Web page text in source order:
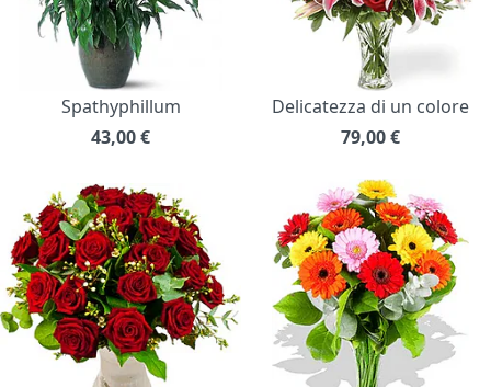
Spathyphillum
43,00€
Delicatezza di un colore
79,00€